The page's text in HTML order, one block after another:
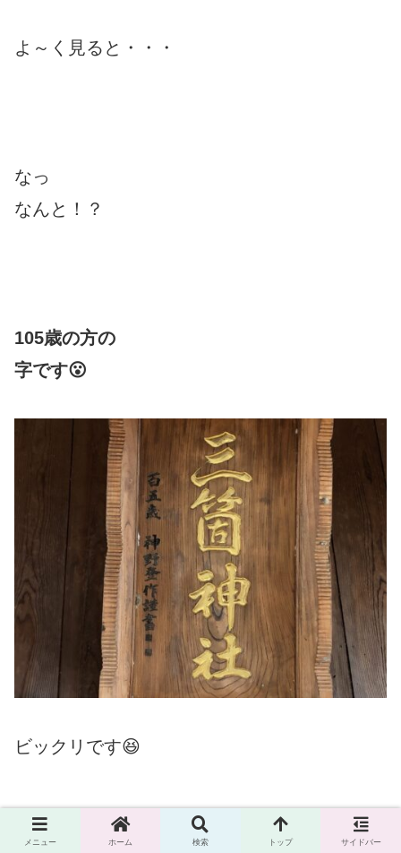
よ～く見ると・・・
なっ
なんと！？
105歳の方の
字です😮
ビックリです😆
メニュー ホーム 検索 トップ サイドバー